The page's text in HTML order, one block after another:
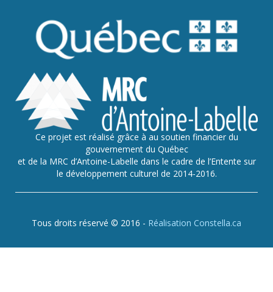
Ce projet est réalisé grâce à au soutien financier du
gouvernement du Québec
et de la MRC d’Antoine-Labelle dans le cadre de l’Entente sur
le développement culturel de 2014-2016.
Tous droits réservé © 2016 - Réalisation Constella.ca